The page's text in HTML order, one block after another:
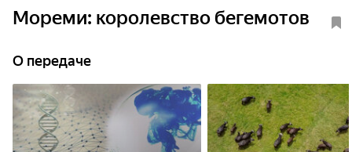
Мореми: королевство бегемотов
О передаче